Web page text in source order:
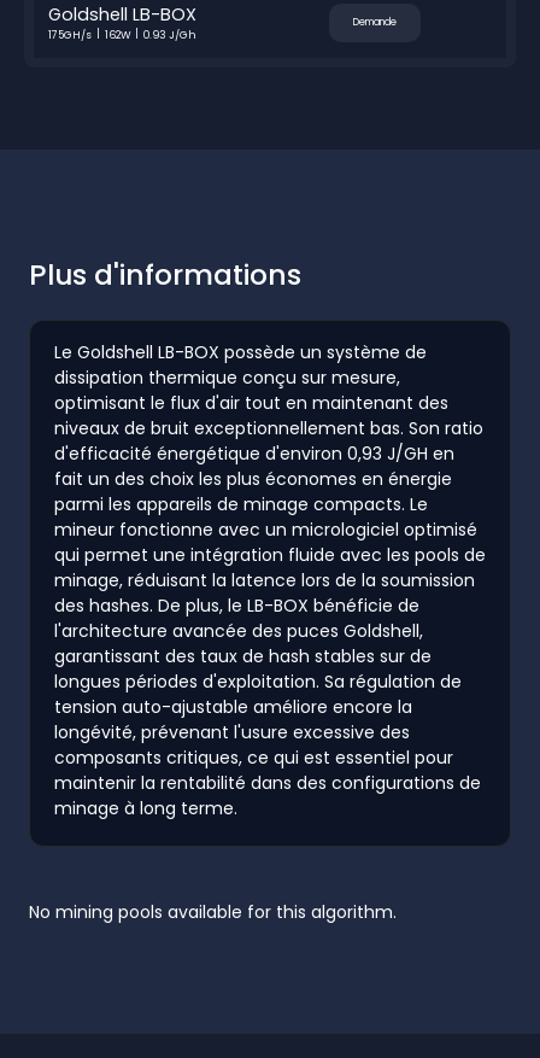
Goldshell LB-BOX
175GH/s 162W 0.93 J/Gh
Demande
Plus d'informations
Le Goldshell LB-BOX possède un système de
dissipation thermique conçu sur mesure,
optimisant le flux d'air tout en maintenant des
niveaux de bruit exceptionnellement bas. Son ratio
d'efficacité énergétique d'environ 0,93 J/GH en
fait un des choix les plus économes en énergie
parmi les appareils de minage compacts. Le
mineur fonctionne avec un micrologiciel optimisé
qui permet une intégration fluide avec les pools de
minage, réduisant la latence lors de la soumission
des hashes. De plus, le LB-BOX bénéficie de
l'architecture avancée des puces Goldshell,
garantissant des taux de hash stables sur de
longues périodes d'exploitation. Sa régulation de
tension auto-ajustable améliore encore la
longévité, prévenant l'usure excessive des
composants critiques, ce qui est essentiel pour
maintenir la rentabilité dans des configurations de
minage à long terme.
No mining pools available for this algorithm.